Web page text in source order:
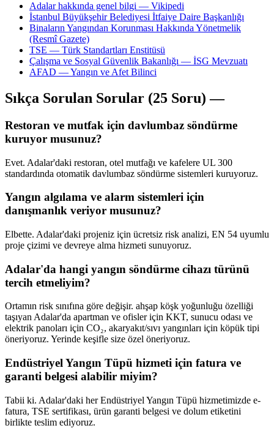
Adalar hakkında genel bilgi — Vikipedi
İstanbul Büyükşehir Belediyesi İtfaiye Daire Başkanlığı
Binaların Yangından Korunması Hakkında Yönetmelik
(Resmî Gazete)
TSE — Türk Standartları Enstitüsü
Çalışma ve Sosyal Güvenlik Bakanlığı — İSG Mevzuatı
AFAD — Yangın ve Afet Bilinci
Sıkça Sorulan Sorular (25 Soru) —
Restoran ve mutfak için davlumbaz söndürme
kuruyor musunuz?
Evet. Adalar'daki restoran, otel mutfağı ve kafelere UL 300
standardında otomatik davlumbaz söndürme sistemleri kuruyoruz.
Yangın algılama ve alarm sistemleri için
danışmanlık veriyor musunuz?
Elbette. Adalar'daki projeniz için ücretsiz risk analizi, EN 54 uyumlu
proje çizimi ve devreye alma hizmeti sunuyoruz.
Adalar'da hangi yangın söndürme cihazı türünü
tercih etmeliyim?
Ortamın risk sınıfına göre değişir. ahşap köşk yoğunluğu özelliği
taşıyan Adalar'da apartman ve ofisler için KKT, sunucu odası ve
elektrik panoları için CO₂, akaryakıt/sıvı yangınları için köpük tipi
öneriyoruz. Yerinde keşifle size özel öneriyoruz.
Endüstriyel Yangın Tüpü hizmeti için fatura ve
garanti belgesi alabilir miyim?
Tabii ki. Adalar'daki her Endüstriyel Yangın Tüpü hizmetimizde e-
fatura, TSE sertifikası, ürün garanti belgesi ve dolum etiketini
birlikte teslim ediyoruz.